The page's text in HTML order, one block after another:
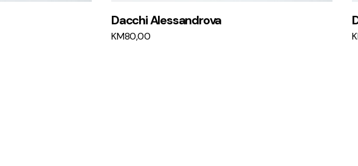
Dacchi Alessandrova
KM80,00